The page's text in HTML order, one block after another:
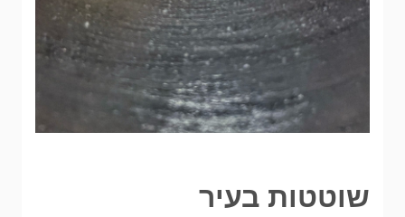
שוטטות בעיר